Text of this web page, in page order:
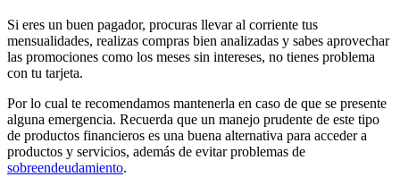
Si eres un buen pagador, procuras llevar al corriente tus
mensualidades, realizas compras bien analizadas y sabes aprovechar
las promociones como los meses sin intereses, no tienes problema
con tu tarjeta.
Por lo cual te recomendamos mantenerla en caso de que se presente
alguna emergencia. Recuerda que un manejo prudente de este tipo
de productos financieros es una buena alternativa para acceder a
productos y servicios, además de evitar problemas de
sobreendeudamiento.